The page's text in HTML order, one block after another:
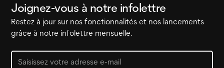
Joignez-vous à notre infolettre
Restez à jour sur nos fonctionnalités et nos lancements
grâce à notre infolettre mensuelle.